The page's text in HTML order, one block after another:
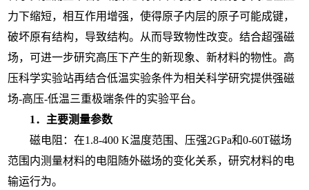
力下缩短，相互作用增强，使得原子内层的原子可能成键，
破坏原有结构，导致结构。从而导致物性改变。结合超强磁
场，可进一步研究高压下产生的新现象、新材料的物性。高
压科学实验站再结合低温实验条件为相关科学研究提供强磁
场-高压-低温三重极端条件的实验平台。
1 ．主要测量参数
磁电阻：在1.8-400 K温度范围、压强2GPa和0-60T磁场
范围内测量材料的电阻随外磁场的变化关系，研究材料的电
输运行为。